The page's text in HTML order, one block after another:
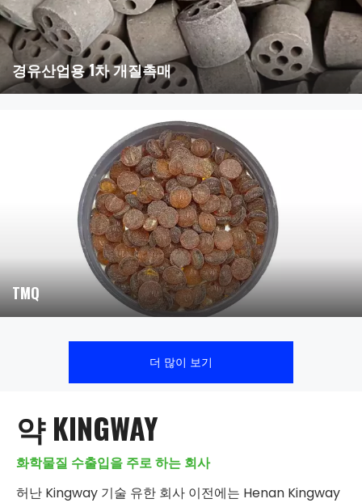
경유산업용 1차 개질촉매
TMQ
더 많이 보기
약 KINGWAY
화학물질 수출입을 주로 하는 회사
허난 Kingway 기술 유한 회사 이전에는 Henan Kingway